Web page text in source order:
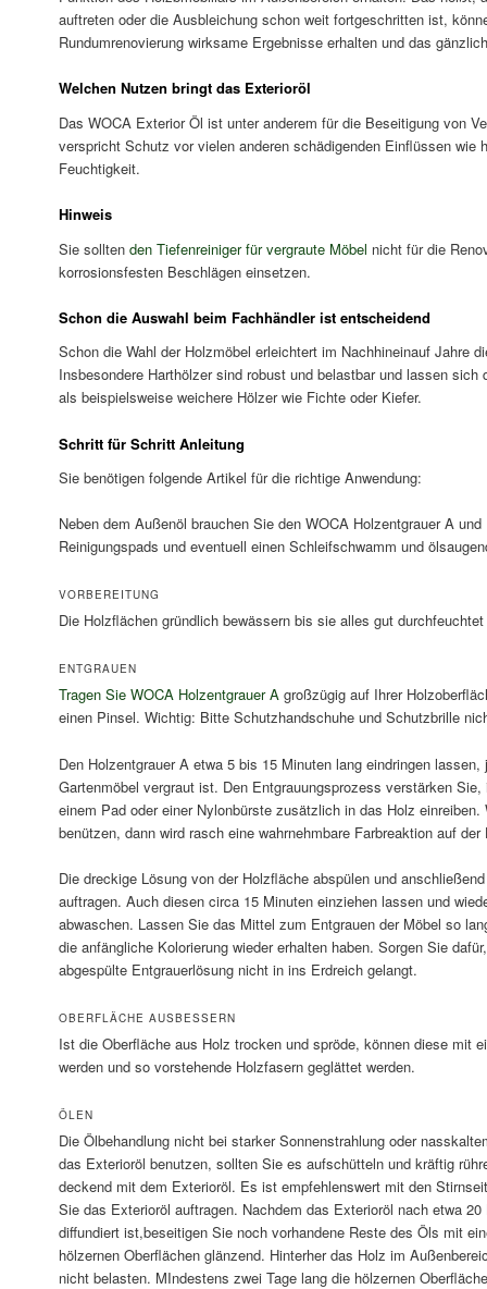
auftreten oder die Ausbleichung schon weit fortgeschritten ist,
Rundumrenovierung wirksame Ergebnisse erhalten und das
Welchen Nutzen bringt das Exterioröl
Das WOCA Exterior Öl ist unter anderem für die Beseitigung von
verspricht Schutz vor vielen anderen schädigenden Einflüssen wie
Feuchtigkeit.
Hinweis
Sie sollten den Tiefenreiniger für vergraute Möbel nicht für die
korrosionsfesten Beschlägen einsetzen.
Schon die Auswahl beim Fachhändler ist entscheidend
Schon die Wahl der Holzmöbel erleichtert im Nachhineinauf Jahre
Insbesondere Harthölzer sind robust und belastbar und lassen sich
als beispielsweise weichere Hölzer wie Fichte oder Kiefer.
Schritt für Schritt Anleitung
Sie benötigen folgende Artikel für die richtige Anwendung:
Neben dem Außenöl brauchen Sie den WOCA Holzentgrauer A
Reinigungspads und eventuell einen Schleifschwamm und
VORBEREITUNG
Die Holzflächen gründlich bewässern bis sie alles gut
ENTGRAUEN
Tragen Sie WOCA Holzentgrauer A großzügig auf Ihrer
einen Pinsel. Wichtig: Bitte Schutzhandschuhe und Schutzbrille
Den Holzentgrauer A etwa 5 bis 15 Minuten lang eindringen
Gartenmöbel vergraut ist. Den Entgrauungsprozess verstärken
einem Pad oder einer Nylonbürste zusätzlich in das Holz einreiben.
benützen, dann wird rasch eine wahrnehmbare Farbreaktion auf
Die dreckige Lösung von der Holzfläche abspülen und
auftragen. Auch diesen circa 15 Minuten einziehen lassen und
abwaschen. Lassen Sie das Mittel zum Entgrauen der Möbel so
die anfängliche Kolorierung wieder erhalten haben. Sorgen Sie
abgespülte Entgrauerlösung nicht in ins Erdreich gelangt.
OBERFLÄCHE AUSBESSERN
Ist die Oberfläche aus Holz trocken und spröde, können diese mit
werden und so vorstehende Holzfasern geglättet werden.
ÖLEN
Die Ölbehandlung nicht bei starker Sonnenstrahlung oder
das Exterioröl benutzen, sollten Sie es aufschütteln und kräftig
deckend mit dem Exterioröl. Es ist empfehlenswert mit den
Sie das Exterioröl auftragen. Nachdem das Exterioröl nach etwa
diffundiert ist,beseitigen Sie noch vorhandene Reste des Öls mit
hölzernen Oberflächen glänzend. Hinterher das Holz im
nicht belasten. MIndestens zwei Tage lang die hölzernen